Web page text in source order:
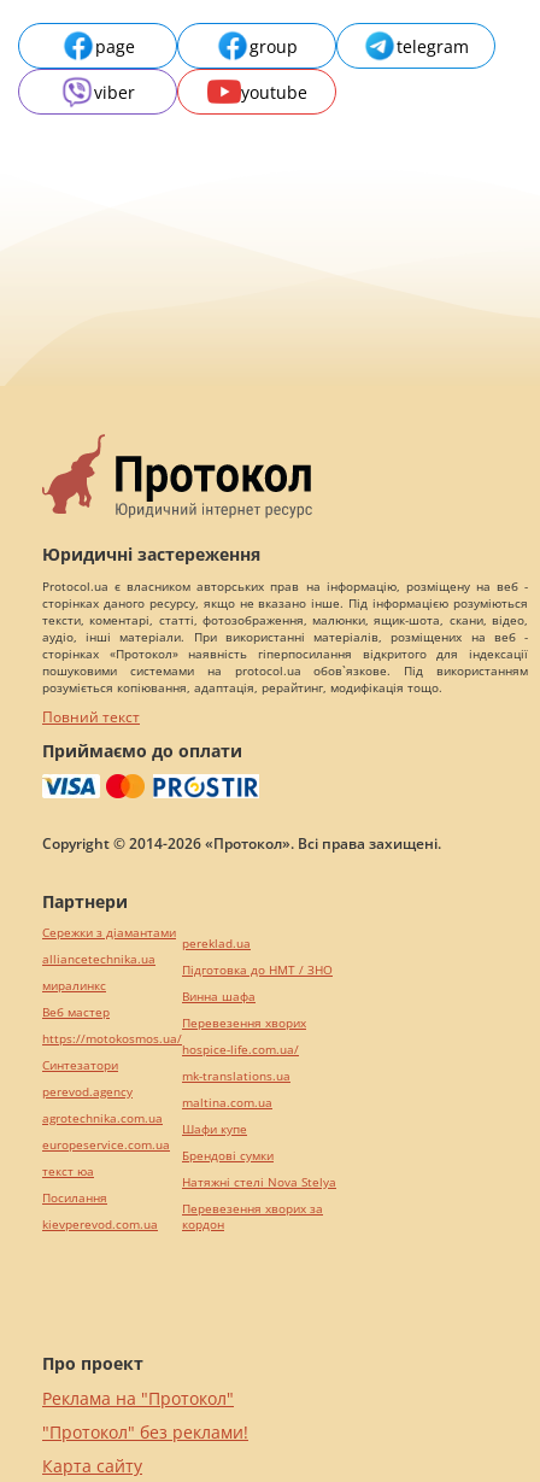
page group
telegram
viber
youtube
Юридичні застереження
Protocol.ua є власником авторських прав на інформацію, розміщену на веб -
сторінках даного ресурсу, якщо не вказано інше. Під інформацією розуміються
тексти, коментарі, статті, фотозображення, малюнки, ящик-шота, скани, відео,
аудіо, інші матеріали. При використанні матеріалів, розміщених на веб -
сторінках «Протокол» наявність гіперпосилання відкритого для індексації
пошуковими системами на protocol.ua обов`язкове. Під використанням
розуміється копіювання, адаптація, рерайтинг, модифікація тощо.
Повний текст
Приймаємо до оплати
Copyright © 2014-2026 «Протокол». Всі права захищені.
Про проект
Реклама на "Протокол"
"Протокол" без реклами!
Карта сайту
Партнери
Сережки з діамантами
alliancetechnika.ua
миралинкс
Веб мастер
https://motokosmos.ua/
Синтезатори
perevod.agency
agrotechnika.com.ua
europeservice.com.ua
текст юа
Посилання
kievperevod.com.ua
pereklad.ua
Підготовка до НМТ / ЗНО
Винна шафа
Перевезення хворих
hospice-life.com.ua/
mk-translations.ua
maltina.com.ua
Шафи купе
Брендові сумки
Натяжні стелі Nova Stelya
Перевезення хворих за
кордон